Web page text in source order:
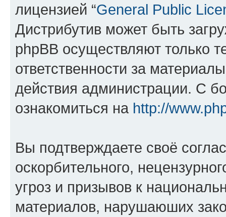
лицензией “General Public
Дистрибутив может быть
phpBB осуществляют только
ответственности за
действия администрации. С
ознакомиться на http://
Вы подтверждаете своё
оскорбительного,
угроз и призывов к
материалов, нарушаюших